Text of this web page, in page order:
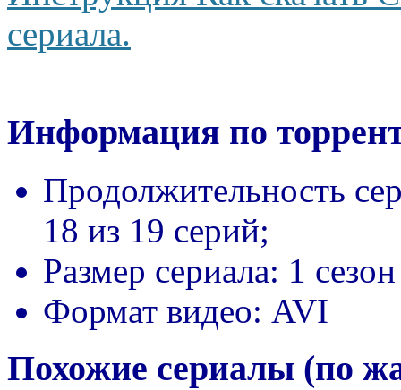
сериала.
Информация по
Продолжительность
18 из 19 серий;
Размер сериала: 1
Формат видео: AVI
Похожие сериалы (по